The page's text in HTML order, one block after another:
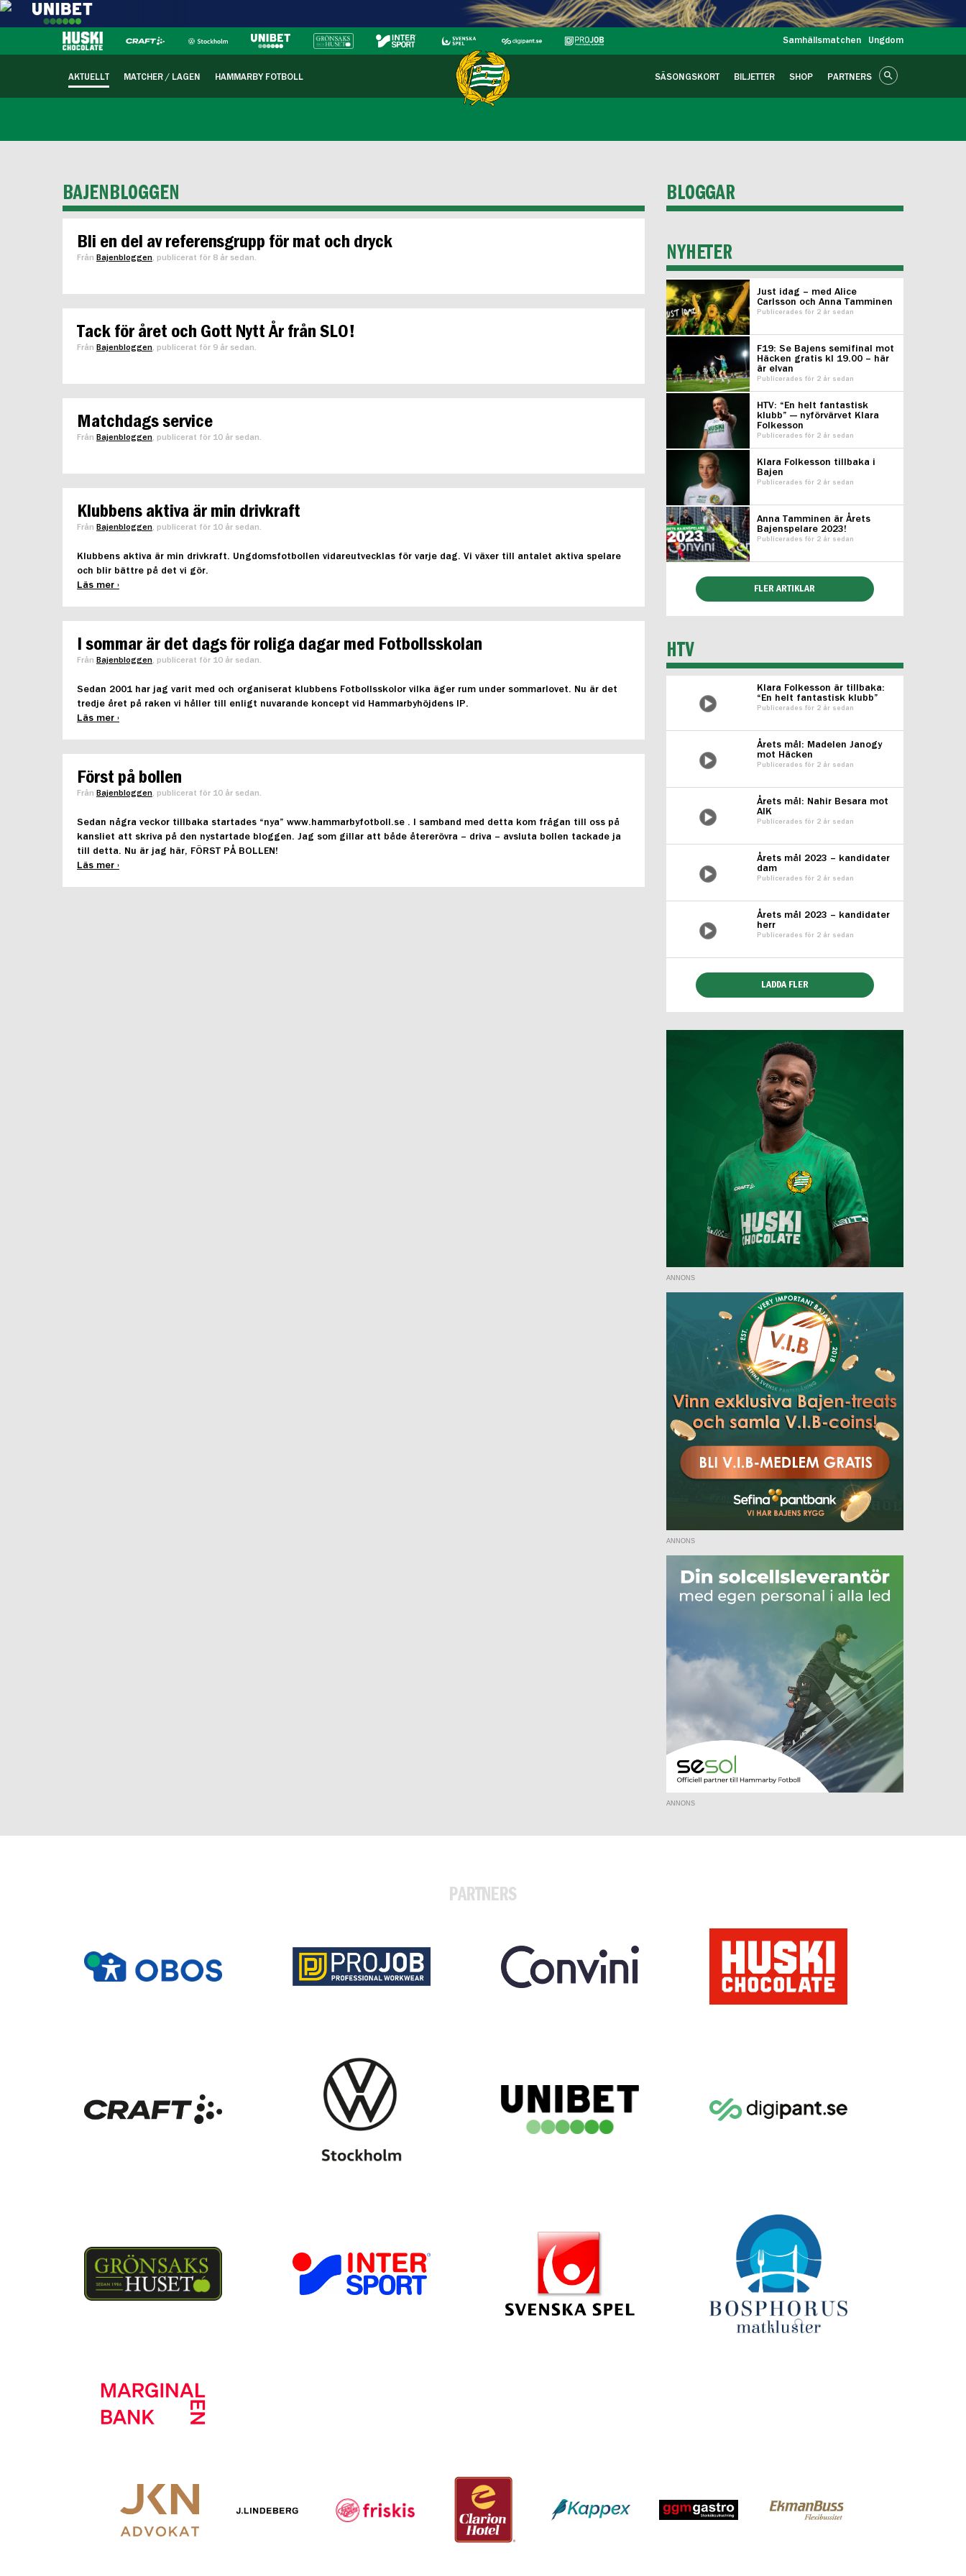
Samhällsmatchen Ungdom
AKTUELLT MATCHER / LAGEN HAMMARBY FOTBOLL SÄSONGSKORT BILJETTER SHOP PARTNERS
BAJENBLOGGEN
Bli en del av referensgrupp för mat och dryck
Från Bajenbloggen, publicerat för 8 år sedan.
Tack för året och Gott Nytt År från SLO!
Från Bajenbloggen, publicerat för 9 år sedan.
Matchdags service
Från Bajenbloggen, publicerat för 10 år sedan.
Klubbens aktiva är min drivkraft
Från Bajenbloggen, publicerat för 10 år sedan.
Klubbens aktiva är min drivkraft. Ungdomsfotbollen vidareutvecklas för varje dag. Vi växer till antalet aktiva spelare
och blir bättre på det vi gör.
Läs mer ›
I sommar är det dags för roliga dagar med Fotbollsskolan
Från Bajenbloggen, publicerat för 10 år sedan.
Sedan 2001 har jag varit med och organiserat klubbens Fotbollsskolor vilka äger rum under sommarlovet. Nu är det
tredje året på raken vi håller till enligt nuvarande koncept vid Hammarbyhöjdens IP.
Läs mer ›
Först på bollen
Från Bajenbloggen, publicerat för 10 år sedan.
Sedan några veckor tillbaka startades “nya” www.hammarbyfotboll.se . I samband med detta kom frågan till oss på
kansliet att skriva på den nystartade bloggen. Jag som gillar att både återerövra – driva – avsluta bollen tackade ja
till detta. Nu är jag här, FÖRST PÅ BOLLEN!
Läs mer ›
BLOGGAR
NYHETER
Just idag – med Alice
Carlsson och Anna Tamminen
Publicerades för 2 år sedan
F19: Se Bajens semifinal mot
Häcken gratis kl 19.00 – här
är elvan
Publicerades för 2 år sedan
HTV: “En helt fantastisk
klubb” — nyförvärvet Klara
Folkesson
Publicerades för 2 år sedan
Klara Folkesson tillbaka i
Bajen
Publicerades för 2 år sedan
Anna Tamminen är Årets
Bajenspelare 2023!
Publicerades för 2 år sedan
FLER ARTIKLAR
HTV
Klara Folkesson är tillbaka:
“En helt fantastisk klubb”
Publicerades för 2 år sedan
Årets mål: Madelen Janogy
mot Häcken
Publicerades för 2 år sedan
Årets mål: Nahir Besara mot
AIK
Publicerades för 2 år sedan
Årets mål 2023 – kandidater
dam
Publicerades för 2 år sedan
Årets mål 2023 – kandidater
herr
Publicerades för 2 år sedan
LADDA FLER
ANNONS
ANNONS
ANNONS
PARTNERS